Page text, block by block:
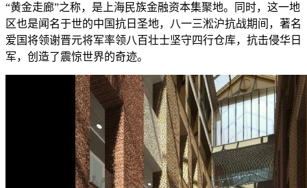
“黄金走廊”之称，是上海民族金融资本集聚地。同时，这一地
区也是闻名于世的中国抗日圣地，八一三淞沪抗战期间，著名
爱国将领谢晋元将军率领八百壮士坚守四行仓库，抗击侵华日
军，创造了震惊世界的奇迹。